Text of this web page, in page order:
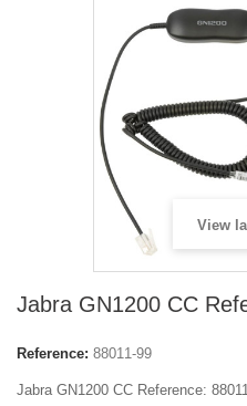
View
Jabra GN1200 CC
Reference: 88011-99
Jabra GN1200 CC Reference: